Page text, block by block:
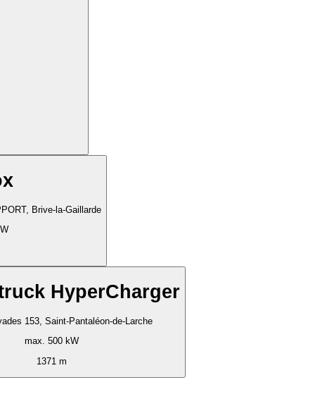
Brive-la-Gaillarde
HyperCharger
153, Saint-Pantaléon-de-Larche
max. 500 kW
1371 m